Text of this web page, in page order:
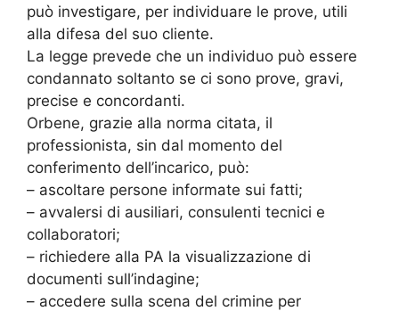
può investigare, per individuare le prove, utili
alla difesa del suo cliente.
La legge prevede che un individuo può essere
condannato soltanto se ci sono prove, gravi,
precise e concordanti.
Orbene, grazie alla norma citata, il
professionista, sin dal momento del
conferimento dell’incarico, può:
– ascoltare persone informate sui fatti;
– avvalersi di ausiliari, consulenti tecnici e
collaboratori;
– richiedere alla PA la visualizzazione di
documenti sull’indagine;
– accedere sulla scena del crimine per